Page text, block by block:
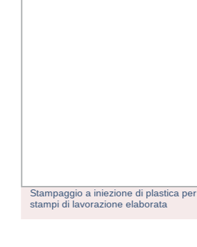
Stampaggio a iniezione di plastica per
stampi di lavorazione elaborata